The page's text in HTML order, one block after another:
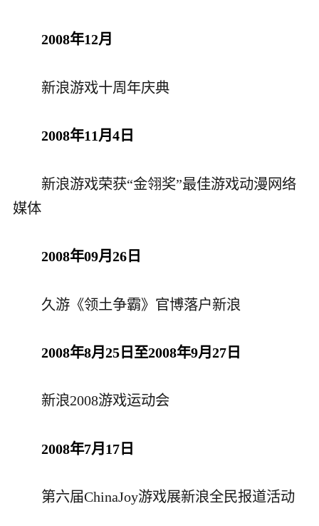
2008年12月
新浪游戏十周年庆典
2008年11月4日
新浪游戏荣获“金翎奖”最佳游戏动漫网络
媒体
2008年09月26日
久游《领土争霸》官博落户新浪
2008年8月25日至2008年9月27日
新浪2008游戏运动会
2008年7月17日
第六届ChinaJoy游戏展新浪全民报道活动